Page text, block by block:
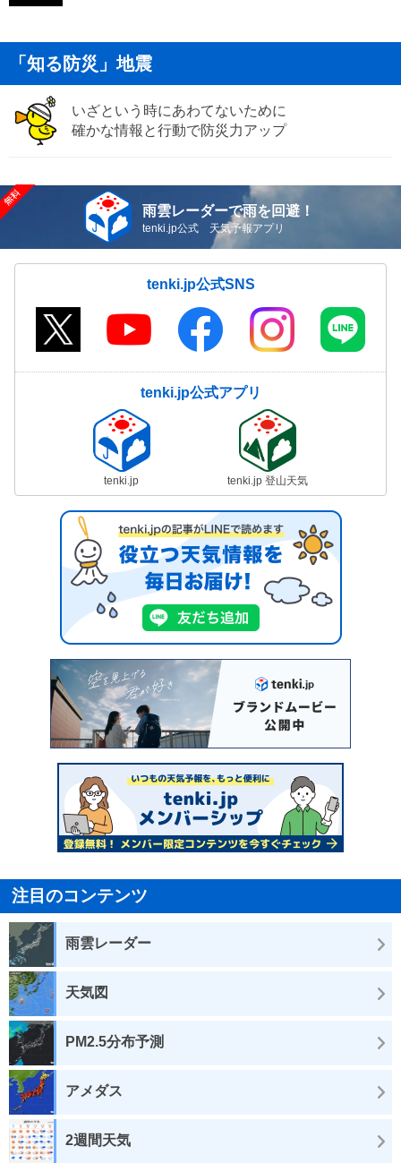
「知る防災」地震
いざという時にあわてないために
確かな情報と行動で防災力アップ
雨雲レーダーで雨を回避！
tenki.jp公式 天気予報アプリ
tenki.jp公式SNS
tenki.jp公式アプリ
tenki.jp tenki.jp 登山天気
注目のコンテンツ
雨雲レーダー
天気図
PM2.5分布予測
アメダス
2週間天気